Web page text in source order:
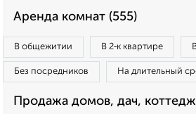
Аренда комнат (555)
В общежитии В 2‑к квартире
Без посредников На длительный
Продажа домов, дач,